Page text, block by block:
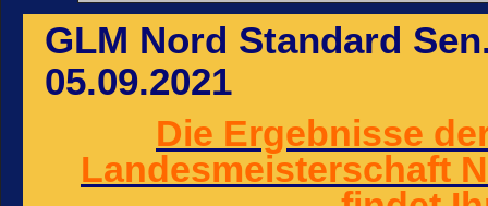
GLM Nord Standard
05.09.2021
Die Ergebnisse
Landesmeisterschaft